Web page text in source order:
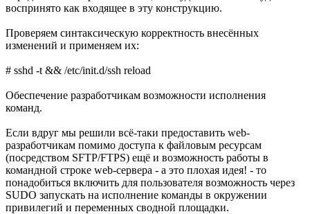
воспринято как входящее в эту конструкцию.
Проверяем синтаксическую корректность внесённых
изменений и применяем их:
# sshd -t && /etc/init.d/ssh reload
Обеспечение разработчикам возможности исполнения
команд.
Если вдруг мы решили всё-таки предоставить web-
разработчикам помимо доступа к файловым ресурсам
(посредством SFTP/FTPS) ещё и возможность работы в
командной строке web-сервера - а это плохая идея! - то
понадобиться включить для пользователя возможность через
SUDO запускать на исполнение команды в окружении
привилегий и переменных сводной площадки.